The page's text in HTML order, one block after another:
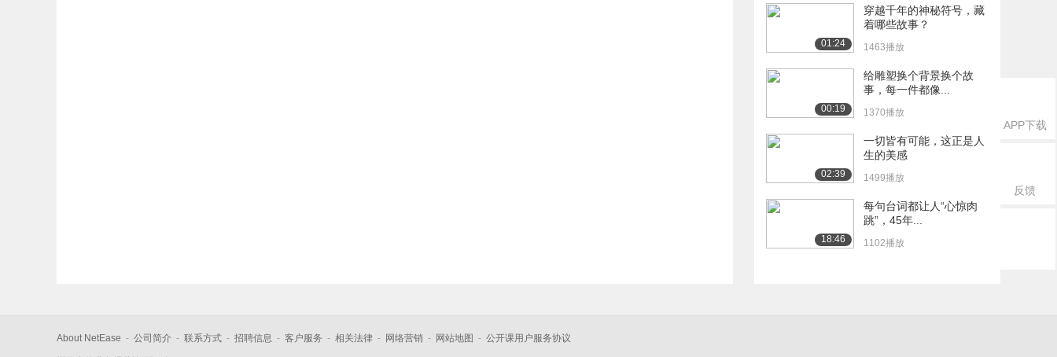
APP下载
反馈
01:24
穿越千年的神秘符号，藏
着哪些故事？
1463播放
00:19
给雕塑换个背景换个故
事，每一件都像...
1370播放
02:39
一切皆有可能，这正是人
生的美感
1499播放
18:46
每句台词都让人“心惊肉
跳”，45年...
1102播放
About NetEase - 公司简介 - 联系方式 - 招聘信息 - 客户服务 - 相关法律 - 网络营销 - 网站地图 - 公开课用户服务协议